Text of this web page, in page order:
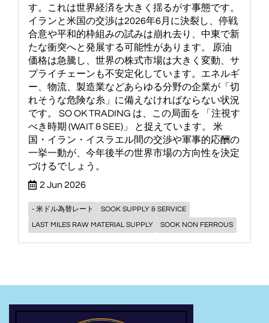
す。これは世界経済を大きく揺るがす事態です。
イランと米国の交渉は2026年6月に決裂し、停戦
合意や平和的枠組みの試みは崩れ去り、中東で新
たな衝突へと発展する可能性があります。 原油
価格は急騰し、世界の株式市場は大きく変動、サ
プライチェーンも不安定化しています。エネルギ
ー、物流、製造業などあらゆる分野の企業が「切
れそうな危険な糸」に備えなければならない状況
です。 SO OK TRADING は、この局面を 「注視す
べき時期 (WAIT & SEE)」 と捉えています。 米
国・イラン・イスラエル間の交渉や軍事的応酬の
一挙一動が、今年後半の世界市場の方向性を決定
づけるでしょう。
2 Jun 2026
- 米ドル為替レート
SOOK SUPPLY & SERVICE
LAST MILES RAW MATERIAL SUPPLY
SOOK NON FERROUS